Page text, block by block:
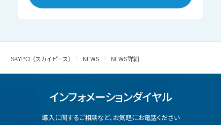
SKYPCE（スカイピース） NEWS NEWS詳細
インフォメーションダイヤル
導入に関するご相談など、お気軽にお電話ください